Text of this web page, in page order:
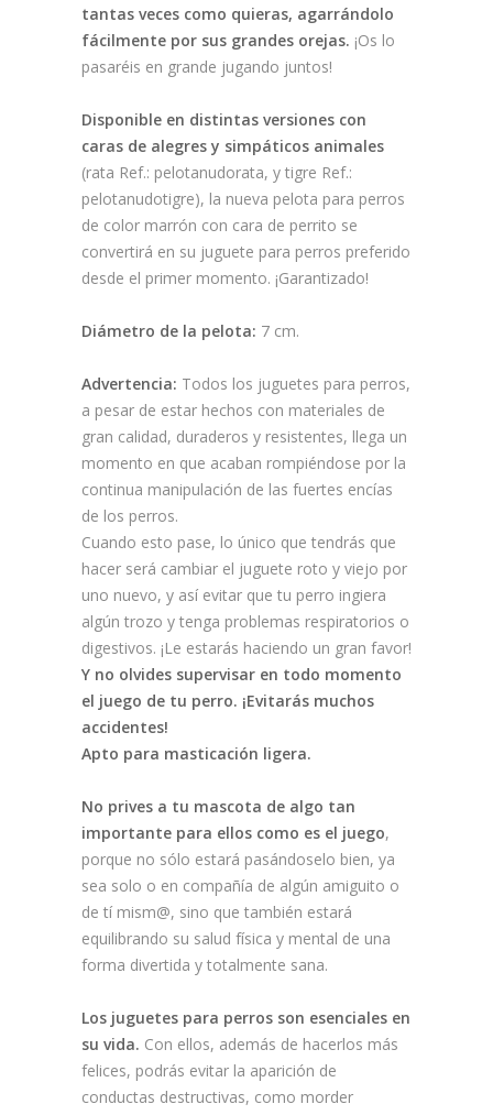
tantas veces como quieras, agarrándolo
fácilmente por sus grandes orejas. ¡Os lo
pasaréis en grande jugando juntos!
Disponible en distintas versiones con
caras de alegres y simpáticos animales
(rata Ref.: pelotanudorata, y tigre Ref.:
pelotanudotigre), la nueva pelota para perros
de color marrón con cara de perrito se
convertirá en su juguete para perros preferido
desde el primer momento. ¡Garantizado!
Diámetro de la pelota: 7 cm.
Advertencia: Todos los juguetes para perros,
a pesar de estar hechos con materiales de
gran calidad, duraderos y resistentes, llega un
momento en que acaban rompiéndose por la
continua manipulación de las fuertes encías
de los perros.
Cuando esto pase, lo único que tendrás que
hacer será cambiar el juguete roto y viejo por
uno nuevo, y así evitar que tu perro ingiera
algún trozo y tenga problemas respiratorios o
digestivos. ¡Le estarás haciendo un gran favor!
Y no olvides supervisar en todo momento
el juego de tu perro. ¡Evitarás muchos
accidentes!
Apto para masticación ligera.
No prives a tu mascota de algo tan
importante para ellos como es el juego,
porque no sólo estará pasándoselo bien, ya
sea solo o en compañía de algún amiguito o
de tí mism@, sino que también estará
equilibrando su salud física y mental de una
forma divertida y totalmente sana.
Los juguetes para perros son esenciales en
su vida. Con ellos, además de hacerlos más
felices, podrás evitar la aparición de
conductas destructivas, como morder